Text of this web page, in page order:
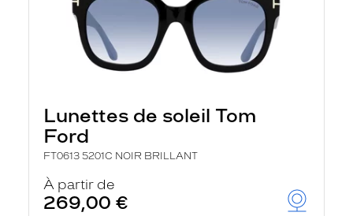
Lunettes de soleil Tom
Ford
FT0613 5201C NOIR BRILLANT
À partir de
269,00 €